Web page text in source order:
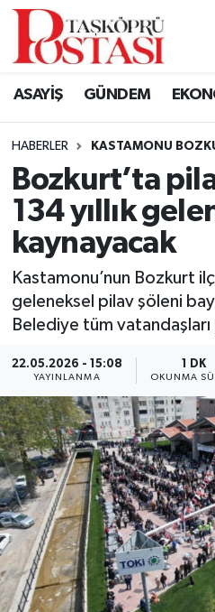
ASAYİŞ GÜNDEM
HABERLER KASTAMONU
Bozkurt’ta
134 yıllık
kaynayacak
Kastamonu’nun Bozkurt
geleneksel pilav şöleni
Belediye tüm
22.05.2026 - 15:08
YAYINLANMA
1 DK
OKUNMA
Kastamonu Vefat
Araç Haberleri
Azdavay Haberleri
Bozkurt Haberleri
Daday Haberleri
Devrekani Haberleri
Doğanyurt Haberleri
Hanönü Haberleri